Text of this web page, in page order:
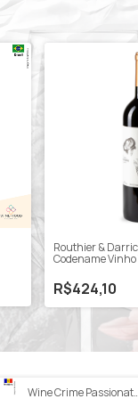
Routhier &
Codename
R$424,10
Wine Crime Passionate